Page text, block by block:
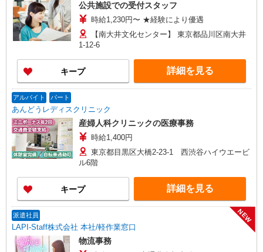
公共施設での受付スタッフ
時給1,230円〜 ★経験により優遇
【南大井文化センター】 東京都品川区南大井
1-12-6
キープ 詳細を見る
アルバイト パート
あんどうレディスクリニック
産婦人科クリニックの医療事務
時給1,400円
東京都目黒区大橋2-23-1 西渋谷ハイウエービ
ル6階
キープ 詳細を見る
派遣社員
LAPI-Staff株式会社 本社/軽作業窓口
NEW
物流事務